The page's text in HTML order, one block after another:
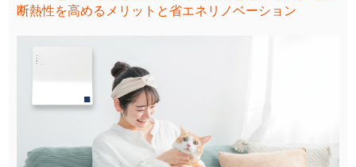
断熱性を高めるメリットと省エネリノベーション